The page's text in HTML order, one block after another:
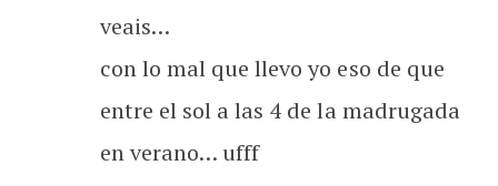
veais…
con lo mal que llevo yo eso de que
entre el sol a las 4 de la madrugada
en verano… ufff